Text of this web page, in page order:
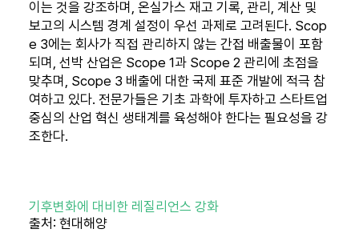
이는 것을 강조하며, 온실가스 재고 기록, 관리, 계산 및
보고의 시스템 경계 설정이 우선 과제로 고려된다. Scop
e 3에는 회사가 직접 관리하지 않는 간접 배출물이 포함
되며, 선박 산업은 Scope 1과 Scope 2 관리에 초점을
맞추며, Scope 3 배출에 대한 국제 표준 개발에 적극 참
여하고 있다. 전문가들은 기초 과학에 투자하고 스타트업
중심의 산업 혁신 생태계를 육성해야 한다는 필요성을 강
조한다.
기후변화에 대비한 레질리언스 강화
출처: 현대해양